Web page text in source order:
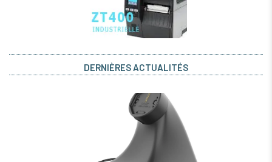
DERNIÈRES ACTUALITÉS